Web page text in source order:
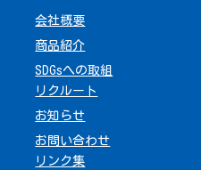
会社概要
商品紹介
SDGsへの取組
リクルート
お知らせ
お問い合わせ
リンク集